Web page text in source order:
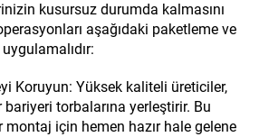
kusursuz durumda kalmasını
aşağıdaki paketleme ve
Koruyun: Yüksek kaliteli üreticiler,
torbalarına yerleştirir. Bu
montaj için hemen hazır hale gelene